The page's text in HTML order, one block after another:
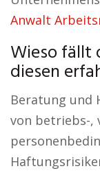
Anwalt
Wieso fällt
diesen
Beratung und
von betriebs-,